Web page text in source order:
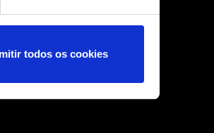
você, por exemplo, nas
cookies com os
todos os cookies